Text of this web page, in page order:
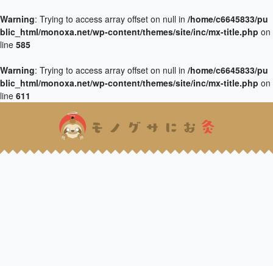
Warning: Trying to access array offset on null in /home/c6645833/pu
blic_html/monoxa.net/wp-content/themes/site/inc/mx-title.php on
line 585
Warning: Trying to access array offset on null in /home/c6645833/pu
blic_html/monoxa.net/wp-content/themes/site/inc/mx-title.php on
line 611